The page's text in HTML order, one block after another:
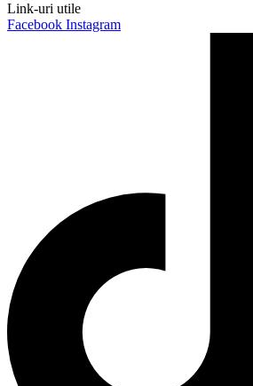
Link-uri utile
Facebook Instagram